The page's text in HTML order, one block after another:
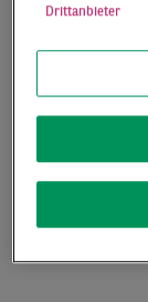
wird deutlich,
Drittanbieter